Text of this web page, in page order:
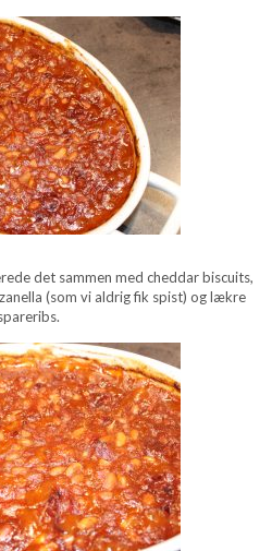
det sammen med cheddar biscuits,
(som vi aldrig fik spist) og lækre